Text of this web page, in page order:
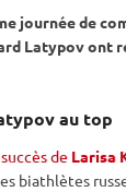
journée de
Latypov ont
au top
de Larisa
biathlètes